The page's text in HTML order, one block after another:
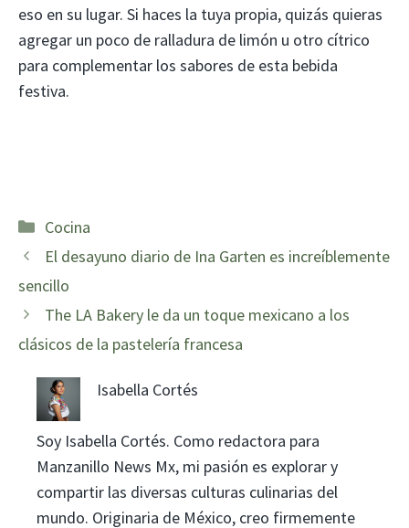
eso en su lugar. Si haces la tuya propia, quizás quieras
agregar un poco de ralladura de limón u otro cítrico
para complementar los sabores de esta bebida
festiva.
Categorías
Cocina
El desayuno diario de Ina Garten es increíblemente
sencillo
The LA Bakery le da un toque mexicano a los
clásicos de la pastelería francesa
Isabella Cortés
Soy Isabella Cortés. Como redactora para
Manzanillo News Mx, mi pasión es explorar y
compartir las diversas culturas culinarias del
mundo. Originaria de México, creo firmemente